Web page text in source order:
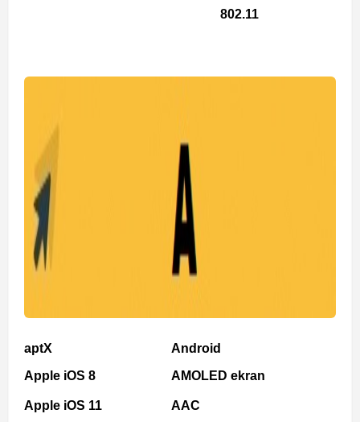
802.11
aptX
Apple iOS 8
Apple iOS 11
Android
AMOLED ekran
AAC